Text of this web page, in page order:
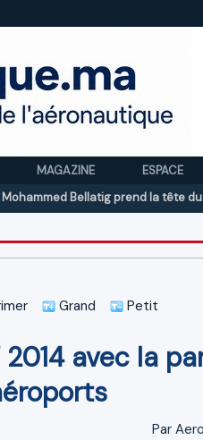
MAGAZINE ESPACE
Bellatig prend la tête du
Grand Petit
2014 avec la
Par